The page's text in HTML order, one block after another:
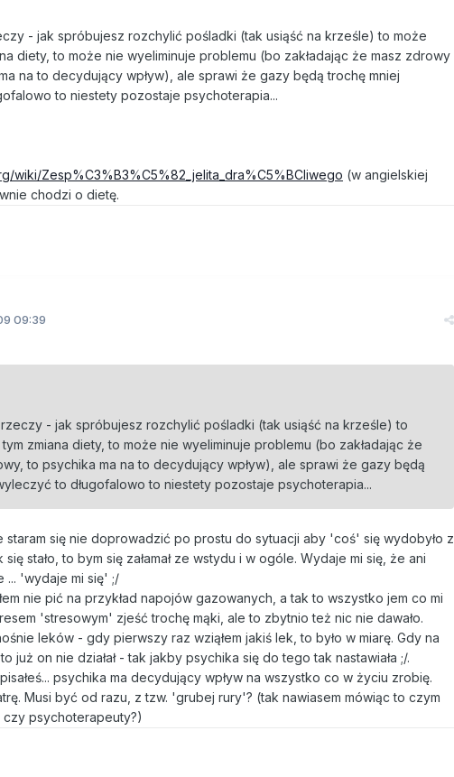
- jak spróbujesz rozchylić pośladki (tak usiąść na krześle) to może
diety, to może nie wyeliminuje problemu (bo zakładając że masz zdrowy
na to decydujący wpływ), ale sprawi że gazy będą trochę mniej
to niestety pozostaje psychoterapia...
wiki/Zesp%C3%B3%C5%82_jelita_dra%C5%BCliwego (w angielskiej
chodzi o dietę.
09:39
- jak spróbujesz rozchylić pośladki (tak usiąść na krześle) to
zmiana diety, to może nie wyeliminuje problemu (bo zakładając że
to psychika ma na to decydujący wpływ), ale sprawi że gazy będą
to długofalowo to niestety pozostaje psychoterapia...
się nie doprowadzić po prostu do sytuacji aby 'coś' się wydobyło z
stało, to bym się załamał ze wstydu i w ogóle. Wydaje mi się, że ani
... 'wydaje mi się' ;/
nie pić na przykład napojów gazowanych, a tak to wszystko jem co mi
'stresowym' zjeść trochę mąki, ale to zbytnio też nic nie dawało.
leków - gdy pierwszy raz wziąłem jakiś lek, to było w miarę. Gdy na
już on nie działał - tak jakby psychika się do tego tak nastawiała ;/.
psychika ma decydujący wpływ na wszystko co w życiu zrobię.
Musi być od razu, z tzw. 'grubej rury'? (tak nawiasem mówiąc to czym
psychoterapeuty?)